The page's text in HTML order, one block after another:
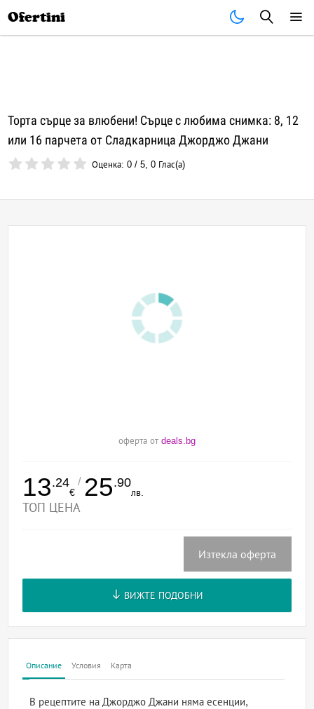
Ofertini
Торта сърце за влюбени! Сърце с любима снимка: 8, 12
или 16 парчета от Сладкарница Джорджо Джани
Оценка:0 /5,0 Глас(а)
оферта от deals.bg
13.24
€
/ 25.90
лв.
ТОП ЦЕНА
Изтекла оферта
ВИЖТЕ ПОДОБНИ
Описание Условия Карта
В рецептите на Джорджо Джани няма есенции,